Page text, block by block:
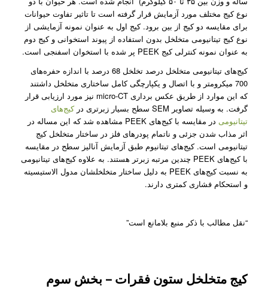
نوع کیج مختلف مورد آزمایش قرار گرفته است تا تاثیر تفاوت حیوانات
برای مقایسه دو کیج از بین برود. کیج اول به عنوان نمونه آزمایشی از
نوع کیج تیتانیومی متخلخل بدون استفاده از پیوند‌ استخوانی و کیج دوم
به عنوان نمونه کنترلی کیج‌ PEEK پر شده با استخوان اسفنجی است.
کیج‌های تیتانیومی متخلخل درصد تخلخل 68 درصد با اندازه حفره‌های
700 میکرومتر و با اتصال و یکپارچگی کامل ساختاری متخلخل داشتند
که این موارد از طریق عکس برداری micro-CT نیز مورد ارزیابی قرار
گرفت. به وسیله تصاویر SEM سطح بسیار زبرتری در
کیج‌های
تیتانیومی
در مقایسه با کیج‌های PEEK مشاهده شد که این مساله در
اثر مذاب شدن جزئی و ناتمام پودر‌‌های فلز در ساختار متخلخل کیج
تیتانیومی است. کیج‌های تیتانیوم طبق آزمایش آنالیز سطح در مقایسه
با کیج‌های PEEK چندین مرتبه زبرتر هستند. به علاوه کیج‌های تیتانیومی
به نسبت کیج‌های PEEK به دلیل ساختار متخلخلشان مدول الاستیسیته
و استحکام فشاری کمتری دارند.
“نقل مطالب با ذکر منبع بلامانع است”
کیج متخلخل ستون فقرات – بخش سوم